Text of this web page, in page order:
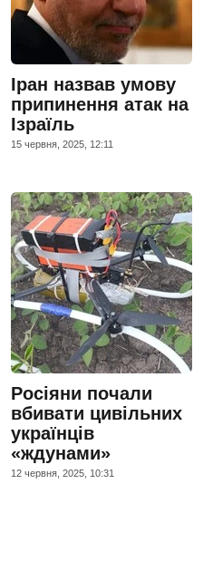
Іран назвав умову
припинення атак на
Ізраїль
15 червня, 2025, 12:11
Росіяни почали
вбивати цивільних
українців
«ждунами»
12 червня, 2025, 10:31